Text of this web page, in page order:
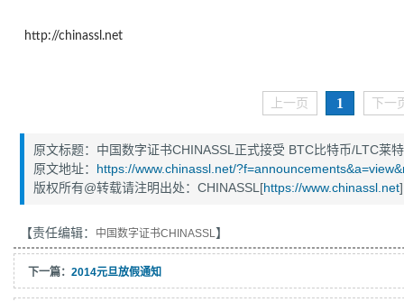
http://chinassl.net
上一页 1 下一
原文标题：中国数字证书CHINASSL正式接受 BTC比特币/LTC莱
原文地址： https://www.chinassl.net/
版权所有@转载请注明出处：CHINASSL[https://www.chinassl.net]
【责任编辑： 中国数字证书CHINASSL】
下一篇： 2014元旦放假通知